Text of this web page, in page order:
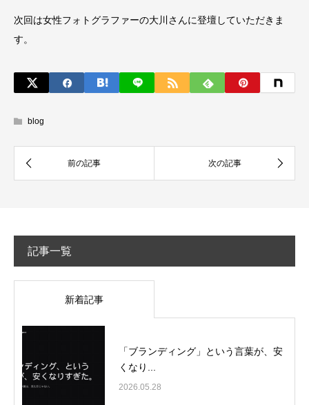
次回は女性フォトグラファーの大川さんに登壇していただきま
す。
blog
記事一覧
新着記事
「ブランディング」という言葉が、安
くなり...
2026.05.28